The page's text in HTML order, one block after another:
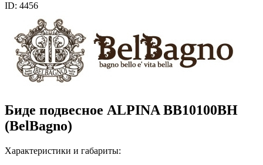
ID: 4456
Биде подвесное ALPINA BB10100ВH
(BelBagno)
Характеристики и габариты: